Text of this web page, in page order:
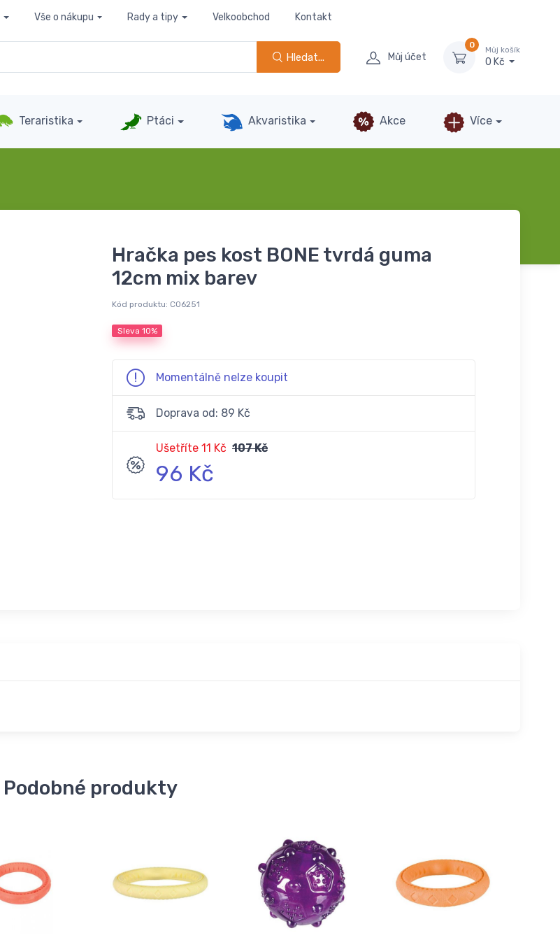
Vše o nákupu Rady a tipy Velkoobchod Kontakt
Hledat... Můj účet
0
Můj košík
0 Kč
Teraristika Ptáci Akvaristika Akce Více
Hračka pes kost BONE tvrdá guma
12cm mix barev
Kód produktu: C06251
Sleva 10%
Momentálně nelze koupit
Doprava od: 89 Kč
Ušetříte 11 Kč 107 Kč
96 Kč
Podobné produkty